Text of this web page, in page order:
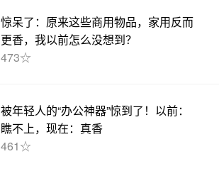
惊呆了：原来这些商用物品，家用反而
更香，我以前怎么没想到？
473☆
被年轻人的“办公神器”惊到了！以前：
瞧不上，现在：真香
461☆